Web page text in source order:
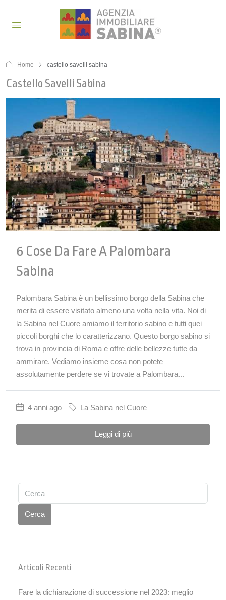
Home castello savelli sabina
Castello Savelli Sabina
6 Cose Da Fare A Palombara
Sabina
Palombara Sabina è un bellissimo borgo della Sabina che
merita di essere visitato almeno una volta nella vita. Noi di
la Sabina nel Cuore amiamo il territorio sabino e tutti quei
piccoli borghi che lo caratterizzano. Questo borgo sabino si
trova in provincia di Roma e offre delle bellezze tutte da
ammirare. Vediamo insieme cosa non potete
assolutamente perdere se vi trovate a Palombara...
4 anni ago La Sabina nel Cuore
Leggi di più
Cerca
Articoli Recenti
Fare la dichiarazione di successione nel 2023: meglio